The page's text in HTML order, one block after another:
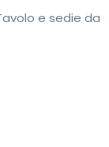
e sedie da